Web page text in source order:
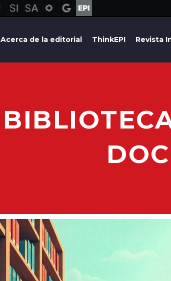
Acerca de la editorial ThinkEPI Revista